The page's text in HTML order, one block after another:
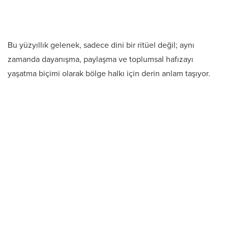
Bu yüzyıllık gelenek, sadece dini bir ritüel değil; aynı
zamanda dayanışma, paylaşma ve toplumsal hafızayı
yaşatma biçimi olarak bölge halkı için derin anlam taşıyor.